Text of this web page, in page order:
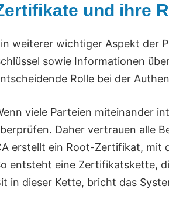
und ihre
weiterer wichtiger Aspekt der
sowie Informationen
Rolle bei der
viele Parteien miteinander
Daher vertrauen alle
erstellt ein Root-Zertifikat, mit
entsteht eine Zertifikatskette,
in dieser Kette, bricht das